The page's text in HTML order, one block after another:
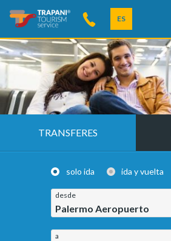
ES
TRANSFERES
solo ida ida y vuelta
desde
Palermo Aeropuerto
a